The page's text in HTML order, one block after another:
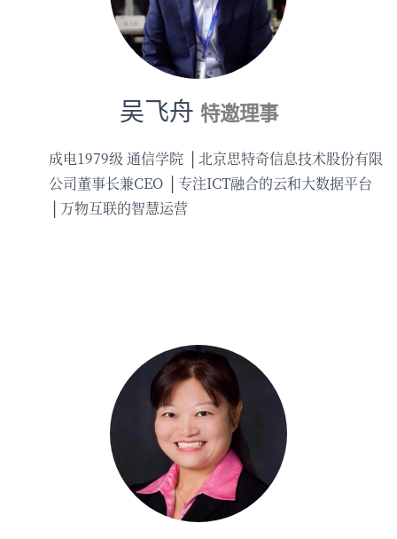
吴飞舟 特邀理事
成电1979级 通信学院
北京思特奇信息技术股份有限
公司董事长兼CEO
专注ICT融合的云和大数据平台
万物互联的智慧运营